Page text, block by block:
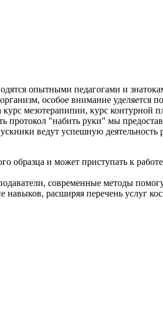
опытными педагогами и
особое внимание уделяется
мезотерапипии, курс контурной
протокол "набить руки" мы
ведут успешную деятельность
образца и может приступать к
современные методы
расширяя перечень услуг